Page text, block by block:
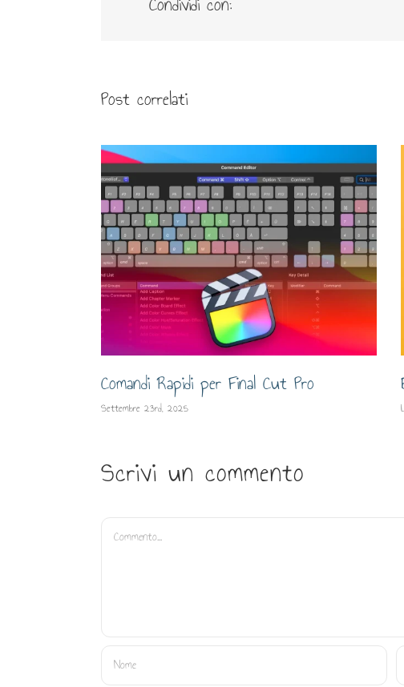
Post correlati
Comandi Rapidi per Final Cut Pro
Settembre 23rd, 2025
Scrivi un commento
Commento